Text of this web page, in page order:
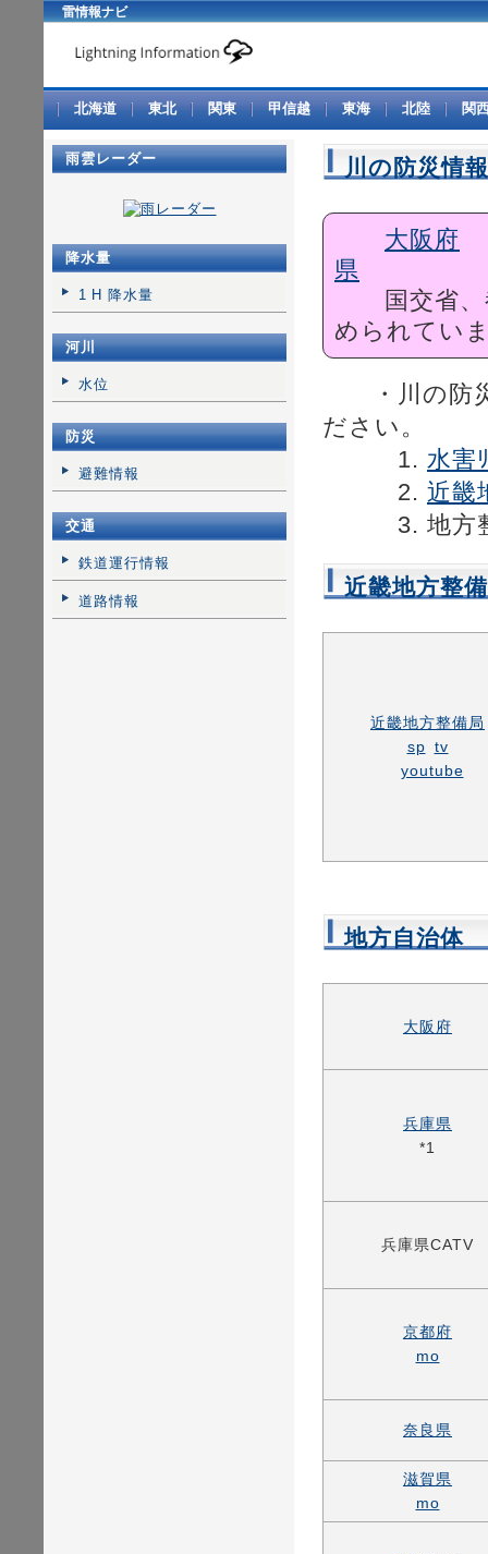
雷情報ナビ
北海道 東北 関東 甲信越 東海 北陸 関
川の防災情報
大阪府
県
国交省、
められてい
・川の防災
ださい。
1. 水害
2. 近畿
3. 地方整
近畿地方整
近畿地方整備局
sp tv
youtube
地方自治体
大阪府
兵庫県
*1
兵庫県CATV
京都府
mo
奈良県
滋賀県
mo
雨雲レーダー
降水量
1 H 降水量
河川
水位
防災
避難情報
交通
鉄道運行情報
道路情報